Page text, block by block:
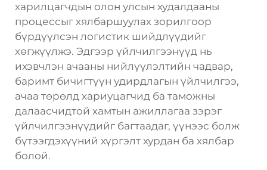
харилцагчдын олон улсын худалдааны
процессыг хялбаршуулах зорилгоор
бүрдүүлсэн логистик шийдлүүдийг
хөгжүүлжэ. Эдгээр үйлчилгээнүүд нь
ихэвчлэн ачааны нийлүүлэлтийн чадвар,
баримт бичигтүүн удирдлагын үйлчилгээ,
ачаа төрөлд хариуцагчид ба таможны
далаасчидтой хамтын ажиллагаа зэрэг
үйлчилгээнүүдийг багтаадаг, үүнээс болж
бүтээгдэхүүний хүргэлт хурдан ба хялбар
болой.